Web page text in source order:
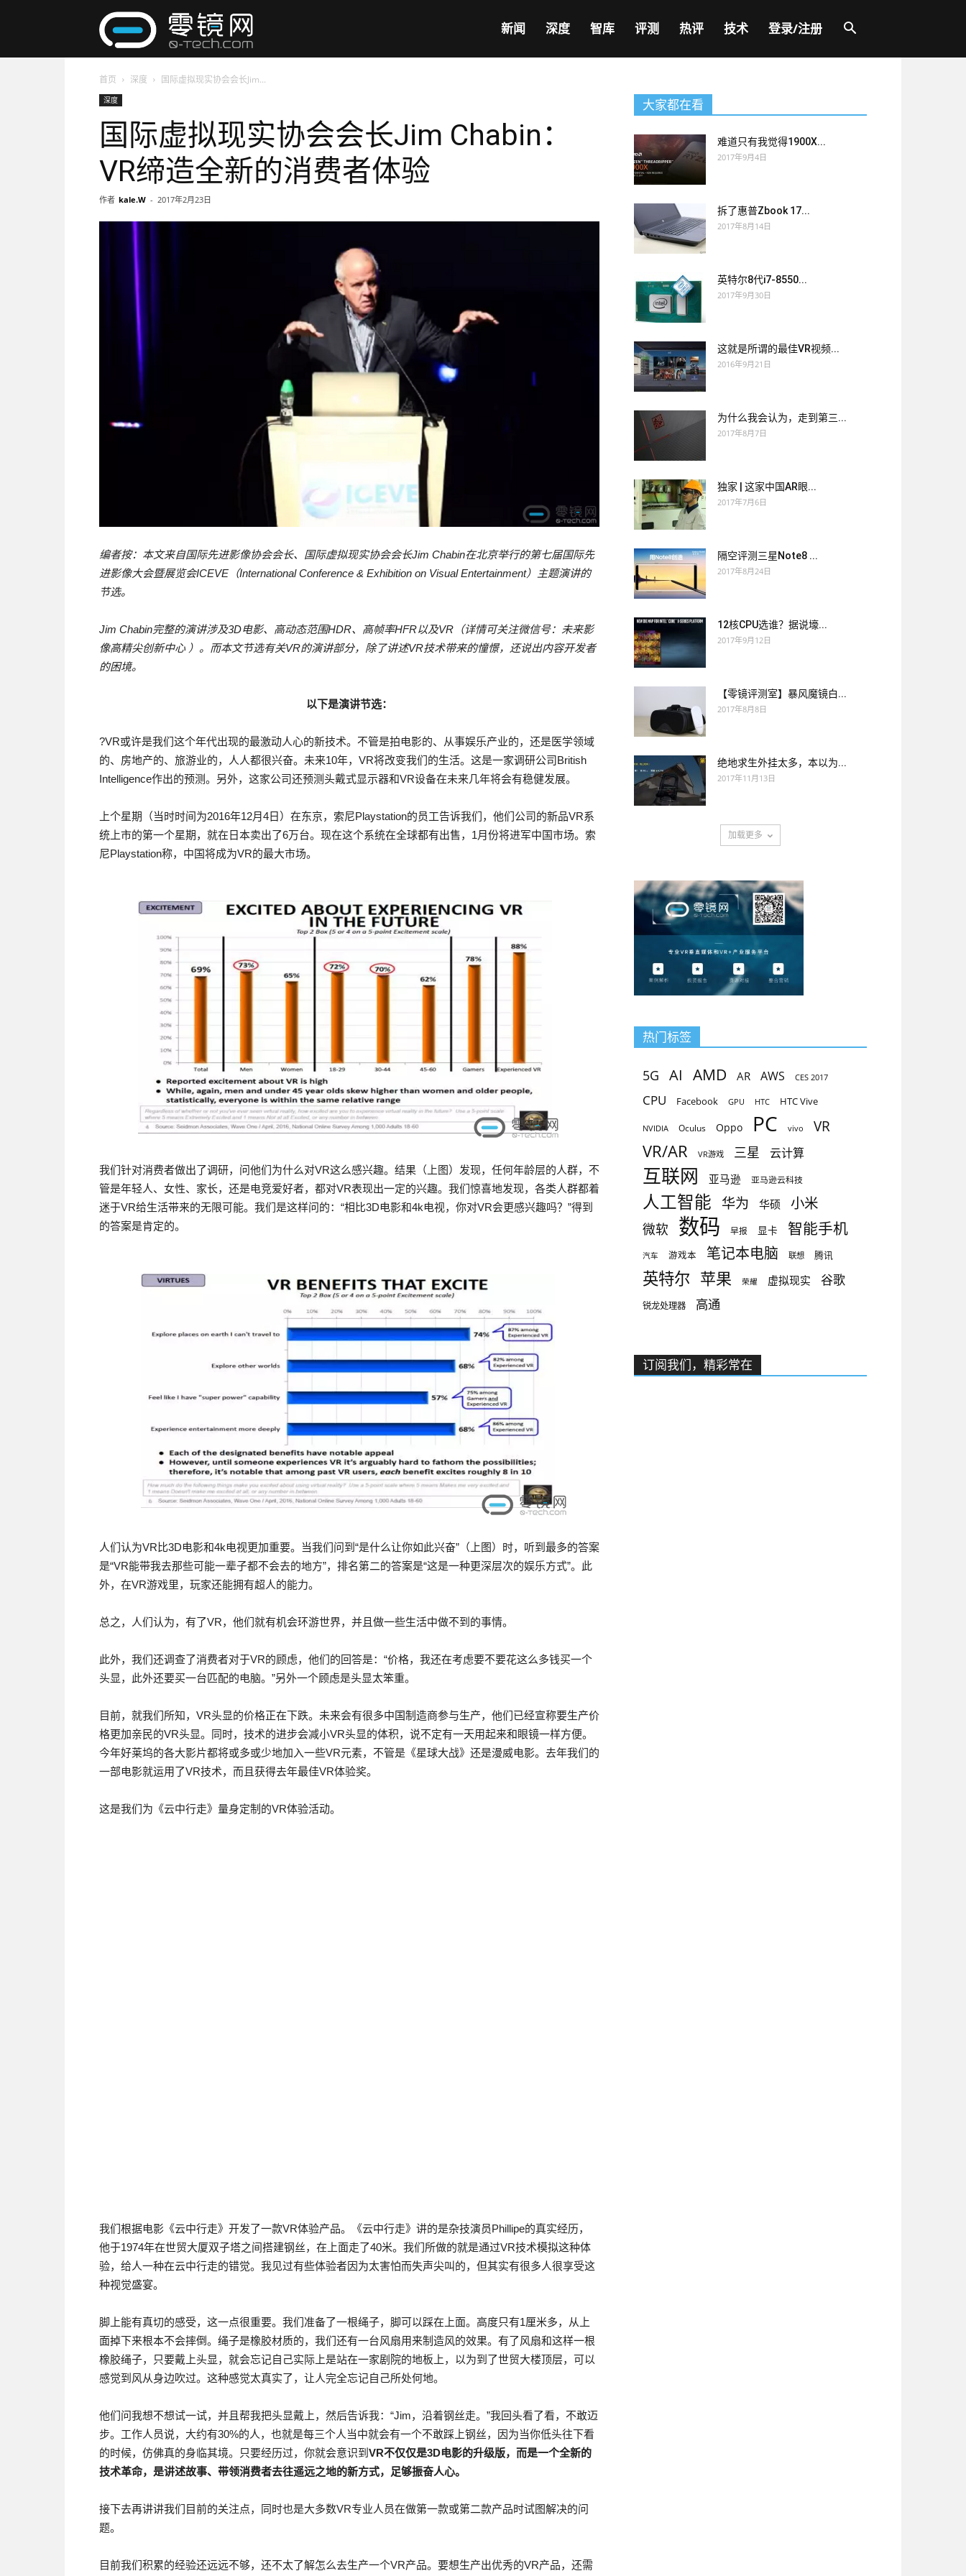
镜
网
新闻 深度 智库 评测 热评 技术 登录/注册
首页 深度 国际虚拟现实协会会长Jim...
深度
国际虚拟现实协会会长Jim Chabin：
VR缔造全新的消费者体验
作者 kale.W - 2017年2月23日
编者按：本文来自国际先进影像协会会长、国际虚拟现实协会会长Jim Chabin在北京举行的第七届国际先
进影像大会暨展览会ICEVE（International Conference & Exhibition on Visual Entertainment）主题演讲的
节选。
Jim Chabin完整的演讲涉及3D电影、高动态范围HDR、高帧率HFR以及VR（详情可关注微信号：未来影
像高精尖创新中心 ）。而本文节选有关VR的演讲部分，除了讲述VR技术带来的憧憬，还说出内容开发者
的困境。
以下是演讲节选：
?VR或许是我们这个年代出现的最激动人心的新技术。不管是拍电影的、从事娱乐产业的，还是医学领域
的、房地产的、旅游业的，人人都很兴奋。未来10年，VR将改变我们的生活。这是一家调研公司British
Intelligence作出的预测。另外，这家公司还预测头戴式显示器和VR设备在未来几年将会有稳健发展。
上个星期（当时时间为2016年12月4日）在东京，索尼Playstation的员工告诉我们，他们公司的新品VR系
统上市的第一个星期，就在日本卖出了6万台。现在这个系统在全球都有出售，1月份将进军中国市场。索
尼Playstation称，中国将成为VR的最大市场。
我们针对消费者做出了调研，问他们为什么对VR这么感兴趣。结果（上图）发现，任何年龄层的人群，不
管是年轻人、女性、家长，还是电竞爱好者，都对VR表现出一定的兴趣。我们惊喜地发现，各类人群都着
迷于VR给生活带来的无限可能。我们是这样问的：“相比3D电影和4k电视，你对VR会更感兴趣吗？”得到
的答案是肯定的。
人们认为VR比3D电影和4k电视更加重要。当我们问到“是什么让你如此兴奋”（上图）时，听到最多的答案
是“VR能带我去那些可能一辈子都不会去的地方”，排名第二的答案是“这是一种更深层次的娱乐方式”。此
外，在VR游戏里，玩家还能拥有超人的能力。
总之，人们认为，有了VR，他们就有机会环游世界，并且做一些生活中做不到的事情。
此外，我们还调查了消费者对于VR的顾虑，他们的回答是：“价格，我还在考虑要不要花这么多钱买一个
头显，此外还要买一台匹配的电脑。”另外一个顾虑是头显太笨重。
目前，就我们所知，VR头显的价格正在下跌。未来会有很多中国制造商参与生产，他们已经宣称要生产价
格更加亲民的VR头显。同时，技术的进步会减小VR头显的体积，说不定有一天用起来和眼镜一样方便。
今年好莱坞的各大影片都将或多或少地加入一些VR元素，不管是《星球大战》还是漫威电影。去年我们的
一部电影就运用了VR技术，而且获得去年最佳VR体验奖。
这是我们为《云中行走》量身定制的VR体验活动。
我们根据电影《云中行走》开发了一款VR体验产品。《云中行走》讲的是杂技演员Phillipe的真实经历，
他于1974年在世贸大厦双子塔之间搭建钢丝，在上面走了40米。我们所做的就是通过VR技术模拟这种体
验，给人一种在云中行走的错觉。我见过有些体验者因为太害怕而失声尖叫的，但其实有很多人很享受这
种视觉盛宴。
脚上能有真切的感受，这一点很重要。我们准备了一根绳子，脚可以踩在上面。高度只有1厘米多，从上
面掉下来根本不会摔倒。绳子是橡胶材质的，我们还有一台风扇用来制造风的效果。有了风扇和这样一根
橡胶绳子，只要戴上头显，就会忘记自己实际上是站在一家剧院的地板上，以为到了世贸大楼顶层，可以
感觉到风从身边吹过。这种感觉太真实了，让人完全忘记自己所处何地。
他们问我想不想试一试，并且帮我把头显戴上，然后告诉我：“Jim，沿着钢丝走。”我回头看了看，不敢迈
步。工作人员说，大约有30%的人，也就是每三个人当中就会有一个不敢踩上钢丝，因为当你低头往下看
的时候，仿佛真的身临其境。只要经历过，你就会意识到 VR不仅仅是3D电影的升级版，而是一个全新的
技术革命，是讲述故事、带领消费者去往遥远之地的新方式，足够振奋人心。
接下去再讲讲我们目前的关注点，同时也是大多数VR专业人员在做第一款或第二款产品时试图解决的问
题。
目前我们积累的经验还远远不够，还不太了解怎么去生产一个VR产品。要想生产出优秀的VR产品，还需
大家都在看
难道只有我觉得1900X...
2017年9月4日
拆了惠普Zbook 17...
2017年8月14日
英特尔8代i7-8550...
2017年9月30日
这就是所谓的最佳VR视频...
2016年9月21日
为什么我会认为，走到第三...
2017年8月7日
独家 | 这家中国AR眼...
2017年7月6日
隔空评测三星Note8 ...
2017年8月24日
12核CPU选谁？据说壕...
2017年9月12日
【零镜评测室】暴风魔镜白...
2017年8月8日
绝地求生外挂太多，本以为...
2017年11月13日
加载更多
热门标签
5G AI AMD AR AWS CES 2017
CPU Facebook GPU HTC HTC Vive
NVIDIA Oculus Oppo PC vivo VR
VR/AR VR游戏 三星 云计算
互联网 亚马逊 亚马逊云科技
人工智能 华为 华硕 小米
微软 数码 早报 显卡 智能手机
汽车 游戏本 笔记本电脑 联想 腾讯
英特尔 苹果 荣耀 虚拟现实 谷歌
锐龙处理器 高通
订阅我们，精彩常在